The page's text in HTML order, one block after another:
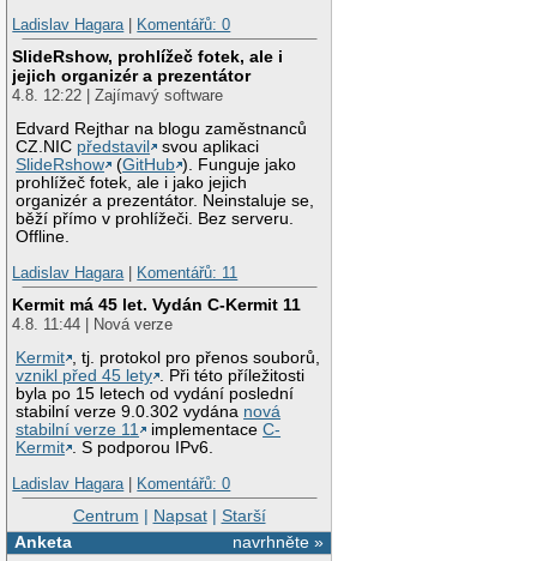
Ladislav Hagara| Komentářů: 0
SlideRshow, prohlížeč fotek, ale i
jejich organizér a prezentátor
4.8. 12:22 | Zajímavý software
Edvard Rejthar na blogu zaměstnanců
CZ.NIC představil
svou aplikaci
SlideRshow
(GitHub ). Funguje jako
prohlížeč fotek, ale i jako jejich
organizér a prezentátor. Neinstaluje se,
běží přímo v prohlížeči. Bez serveru.
Offline.
Ladislav Hagara| Komentářů: 11
Kermit má 45 let. Vydán C-Kermit 11
4.8. 11:44 | Nová verze
Kermit , tj. protokol pro přenos souborů,
vznikl před 45 lety . Při této příležitosti
byla po 15 letech od vydání poslední
stabilní verze 9.0.302 vydána nová
stabilní verze 11
implementaceC-
Kermit . S podporou IPv6.
Ladislav Hagara| Komentářů: 0
Centrum | Napsat| Starší
navrhněte »
Anketa